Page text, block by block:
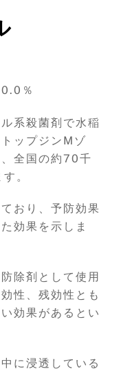
％
系殺菌剤で水稲
ップジンMゾ
全国の約70千
。
おり、予防効果
効果を示しま
除剤として使用
性、残効性とも
効果があるとい
に浸透している